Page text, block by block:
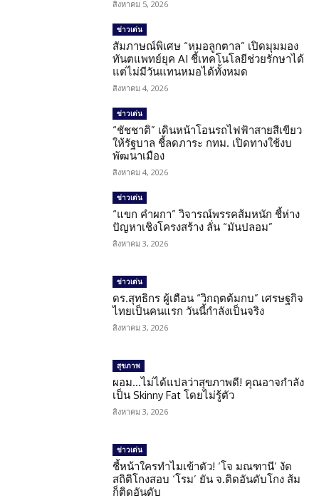
สิงหาคม 5, 2026
ข่าวเด่น
สัมภาษณ์พิเศษ “หมอลูกตาล” เปิดมุมมอง
ทันตแพทย์ยุค AI ชี้เทคโนโลยีช่วยรักษาได้
แต่ไม่มีวันแทนหมอได้ทั้งหมด
สิงหาคม 4, 2026
ข่าวเด่น
“ชัชชาติ” เดินหน้าโอนรถไฟฟ้าสายสีเขียว
ให้รัฐบาล ชี้ลดภาระ กทม. เปิดทางใช้งบ
พัฒนาเมือง
สิงหาคม 4, 2026
ข่าวเด่น
“แขก คำผกา” วิจารณ์พรรคส้มหนัก ชี้ห่าง
ปัญหาเชิงโครงสร้าง ลั่น “มันปลอม”
สิงหาคม 3, 2026
ข่าวเด่น
ดร.สุทธิกร ผู้เตือน “วิกฤตต้มกบ” เศรษฐกิจ
ไทยเป็นคนแรก วันนี้กำลังเป็นจริง
สิงหาคม 3, 2026
สุขภาพ
ผอม…ไม่ได้แปลว่าสุขภาพดี! คุณอาจกำลัง
เป็น Skinny Fat โดยไม่รู้ตัว
สิงหาคม 3, 2026
ข่าวเด่น
ชี้หน้าใครทำไมเข้าตัว! ‘โจ มณฑานี’ งัด
สถิติโกงสอบ ‘โรม’ ยัน จ.ติดอันดับโกง ส้ม
ก็ติดอันดับ